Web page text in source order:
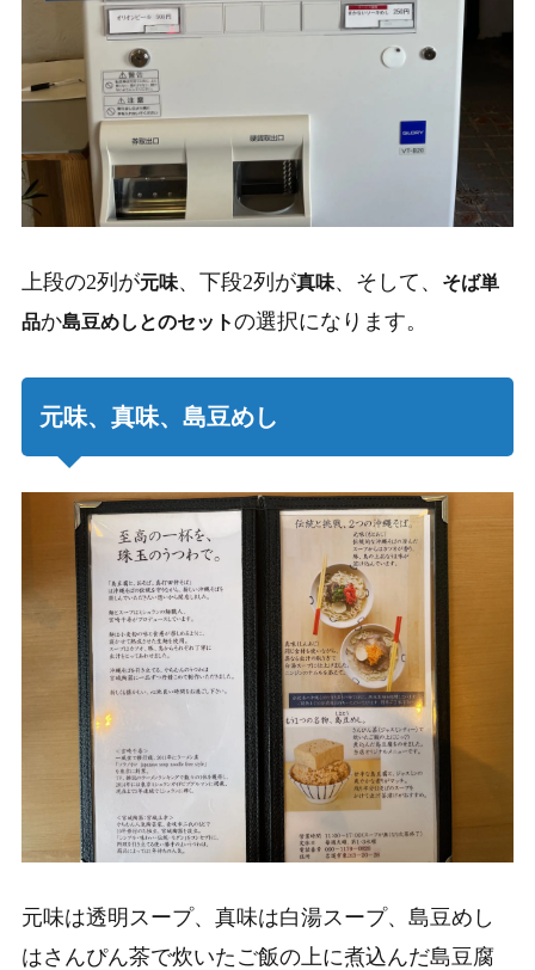
上段の2列が元味、 下段2列が真味、そして、
そば単
品か島豆めしとのセットの選択になります。
元味、真味、島豆めし
元味は透明スープ、 真味は白湯スープ、 島豆めし
はさんぴん茶で炊いたご飯の上に煮込んだ島豆腐